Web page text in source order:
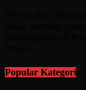
Popular Kategori